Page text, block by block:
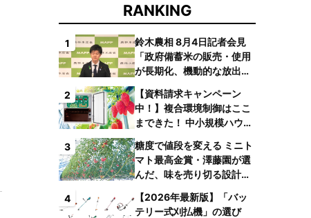
RANKING
1
鈴木農相 8月4日記者会見
「政府備蓄米の販売・使用
が長期化、機動的な放出体
2
【資料請求キャンペーン
中！】複合環境制御はここ
まできた！ 中小規模ハウス
複合環境制御装置が誕生
3
糖度で値段を変える ミニト
マト最高金賞・澤藤園が選
んだ、味を売り切る設計と
4
【2026年最新版】「バッ
テリー式刈払機」の選び